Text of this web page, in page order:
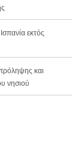
εκτός
και
νησιού